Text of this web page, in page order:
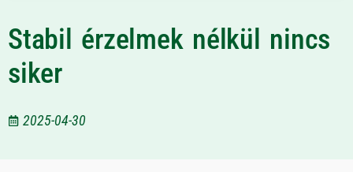
Stabil érzelmek nélkül nincs
siker
2025-04-30